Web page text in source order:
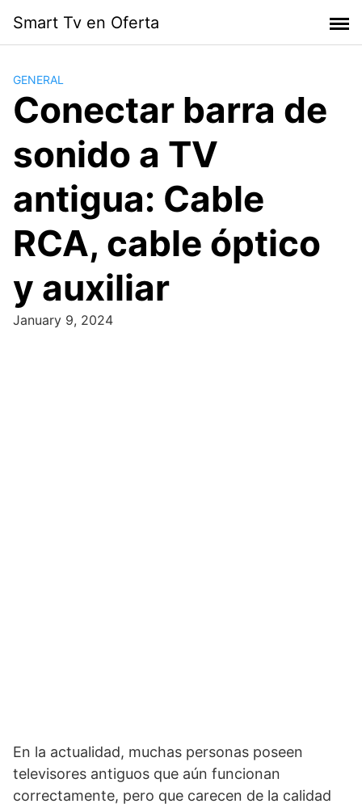
content
Smart Tv en Oferta
GENERAL
Conectar barra de
sonido a TV
antigua: Cable
RCA, cable óptico
y auxiliar
January 9, 2024
En la actualidad, muchas personas poseen
televisores antiguos que aún funcionan
correctamente, pero que carecen de la calidad